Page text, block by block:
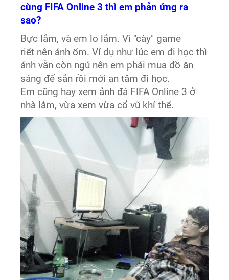
cùng FIFA Online 3 thì em phản ứng ra
sao?
Bực lắm, và em lo lắm. Vì "cày" game
riết nên ảnh ốm. Ví dụ như lúc em đi học thì
ảnh vẫn còn ngủ nên em phải mua đồ ăn
sáng để sẵn rồi mới an tâm đi học.
Em cũng hay xem ảnh đá FIFA Online 3 ở
nhà lắm, vừa xem vừa cổ vũ khí thế.